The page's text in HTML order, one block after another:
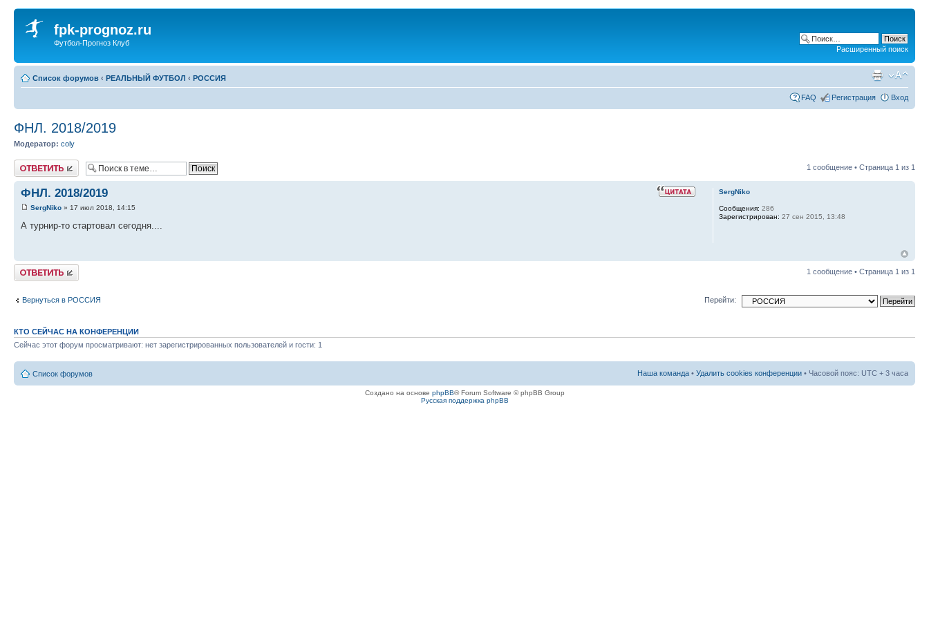
fpk-prognoz.ru
Футбол-Прогноз Клуб
Расширенный поиск
Список форумов ‹ РЕАЛЬНЫЙ ФУТБОЛ ‹ РОССИЯ
FAQ Регистрация Вход
ФНЛ. 2018/2019
Модератор: coly
Ответить 1 сообщение • Страница 1 из 1
ФНЛ. 2018/2019
SergNiko » 17 июл 2018, 14:15
А турнир-то стартовал сегодня....
SergNiko
Сообщения: 286
Зарегистрирован: 27 сен 2015, 13:48
Ответить 1 сообщение • Страница 1 из 1
Вернуться в РОССИЯ Перейти:
КТО СЕЙЧАС НА КОНФЕРЕНЦИИ
Сейчас этот форум просматривают: нет зарегистрированных пользователей и гости: 1
Список форумов Наша команда • Удалить cookies конференции • Часовой пояс: UTC + 3 часа
Создано на основе phpBB® Forum Software © phpBB Group
Русская поддержка phpBB